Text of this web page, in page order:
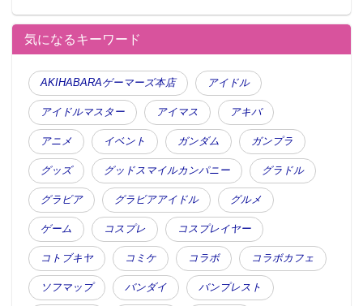
気になるキーワード
AKIHABARAゲーマーズ本店 アイドル
アイドルマスター アイマス アキバ
アニメ イベント ガンダム ガンプラ
グッズ グッドスマイルカンパニー グラドル
グラビア グラビアアイドル グルメ
ゲーム コスプレ コスプレイヤー
コトブキヤ コミケ コラボ コラボカフェ
ソフマップ バンダイ バンプレスト